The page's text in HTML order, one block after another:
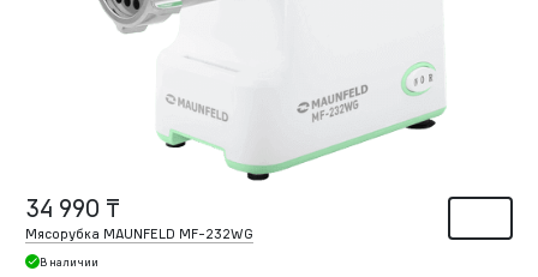
34 990 ₸
Мясорубка MAUNFELD MF-232WG
В наличии